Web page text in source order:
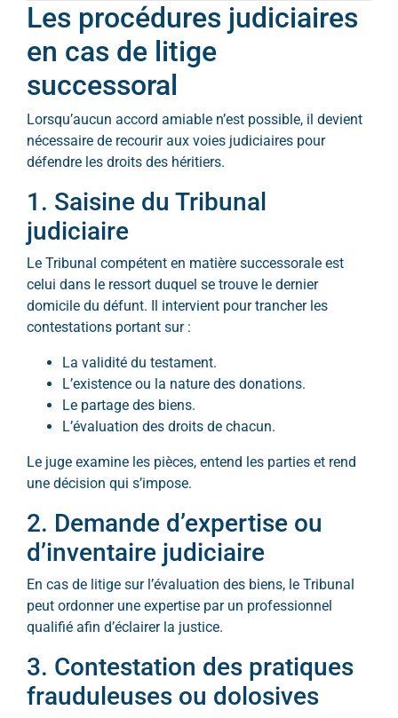
Les procédures judiciaires
en cas de litige
successoral
Lorsqu’aucun accord amiable n’est possible, il devient
nécessaire de recourir aux voies judiciaires pour
défendre les droits des héritiers.
1. Saisine du Tribunal
judiciaire
Le Tribunal compétent en matière successorale est
celui dans le ressort duquel se trouve le dernier
domicile du défunt. Il intervient pour trancher les
contestations portant sur :
La validité du testament.
L’existence ou la nature des donations.
Le partage des biens.
L’évaluation des droits de chacun.
Le juge examine les pièces, entend les parties et rend
une décision qui s’impose.
2. Demande d’expertise ou
d’inventaire judiciaire
En cas de litige sur l’évaluation des biens, le Tribunal
peut ordonner une expertise par un professionnel
qualifié afin d’éclairer la justice.
3. Contestation des pratiques
frauduleuses ou dolosives